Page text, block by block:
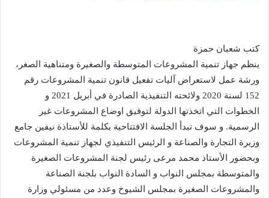
كتب شعبان حمزة
ينظم جهاز تنمية المشروعات المتوسطة والصغيرة ومتناهية الصغر،
ورشة عمل لاستعراض آليات تفعيل قانون تنمية المشروعات رقم
152 لسنة 2020 ولائحته التنفيذية الصادرة في أبريل 2021 و
الخطوات التي اتخذتها الدولة لتوفيق اوضاع المشروعات غير
الرسمية. و سوف تبدأ الجلسة الافتتاحية بكلمة للأستاذة نيفين جامع
وزيرة التجارة والصناعة و الرئيس التنفيذي لجهاز تنمية المشروعات
وبحضور الأستاذ محمد مرعى رئيس لجنة المشروعات الصغيرة
والمتوسطة بمجلس النواب و السادة النواب بلجنة الصناعة
والمشروعات الصغيرة بمجلس الشيوخ وعدد من مسئولي وزارة